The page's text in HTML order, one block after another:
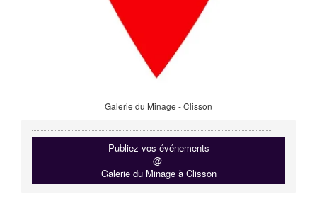
Galerie du Minage - Clisson
Publiez vos événements
@
Galerie du Minage à Clisson